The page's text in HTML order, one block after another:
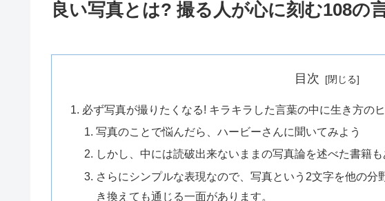
良い写真とは? 撮る人が心に刻む108の
目次
必ず写真が撮りたくなる! キラキラした言葉の中に生き方の
写真のことで悩んだら、ハービーさんに聞いてみよう
しかし、中には読破出来ないままの写真論を述べた書籍も
さらにシンプルな表現なので、写真という2文字を他の分
き換えても通じる一面があります。